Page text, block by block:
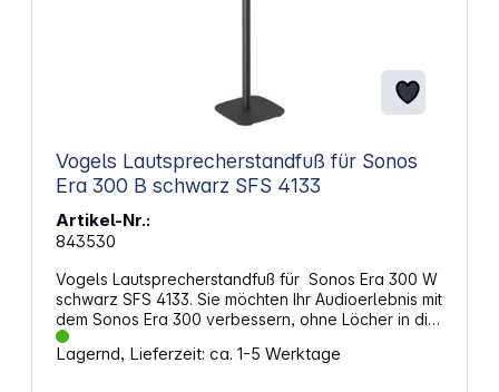
Vogels Lautsprecherstandfuß für Sonos
Era 300 B schwarz SFS 4133
Artikel-Nr.:
843530
Vogels Lautsprecherstandfuß für Sonos Era 300 W
schwarz SFS 4133. Sie möchten Ihr Audioerlebnis mit
dem Sonos Era 300 verbessern, ohne Löcher in die
Wand zu bohren? Der Lautsprecherständer für
Sonos Era 300-Lautsprecher von Vogel's ist die
Lagernd, Lieferzeit: ca. 1-5 Werktage